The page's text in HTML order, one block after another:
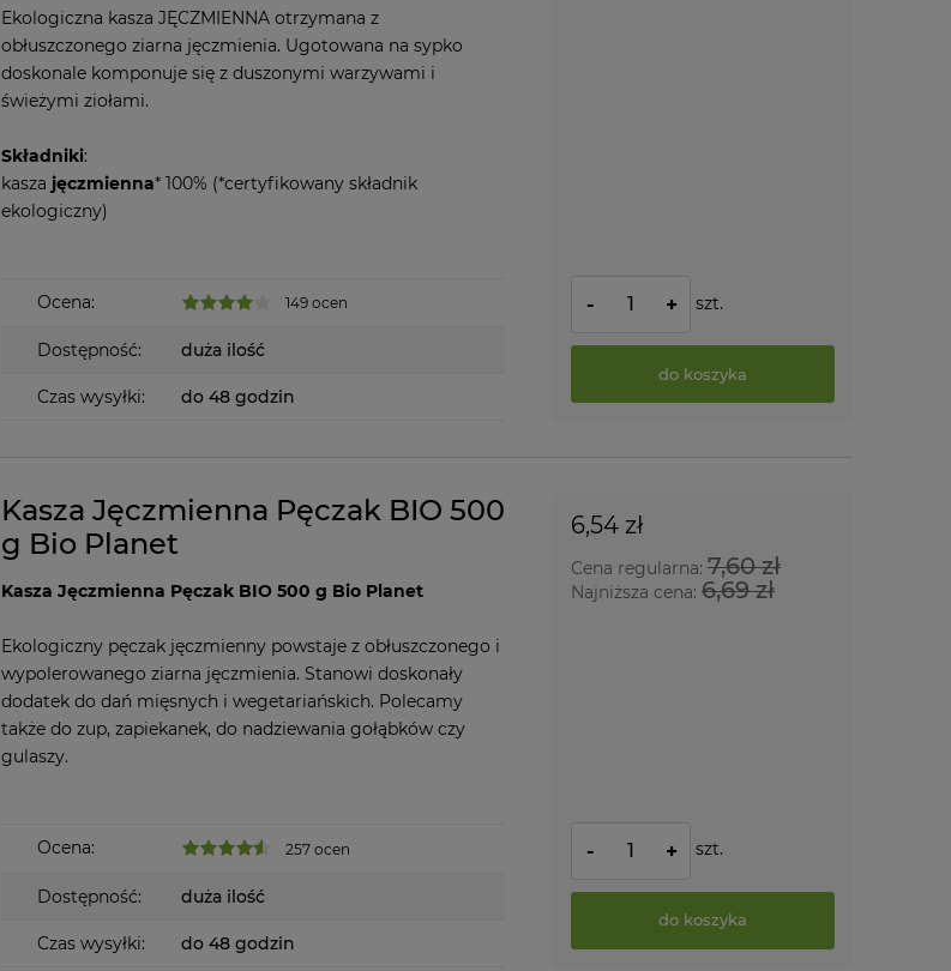
Ekologiczna kasza JĘCZMIENNA otrzymana z
obłuszczonego ziarna jęczmienia. Ugotowana na sypko
doskonale komponuje się z duszonymi warzywami i
świeżymi ziołami.
Składniki:
kasza jęczmienna* 100% (*certyfikowany składnik
ekologiczny)
Ocena: 149 ocen
Dostępność: duża ilość
Czas wysyłki: do 48 godzin
- + szt.
do koszyka
Kasza Jęczmienna Pęczak BIO 500
g Bio Planet
Kasza Jęczmienna Pęczak BIO 500 g Bio Planet
Ekologiczny pęczak jęczmienny powstaje z obłuszczonego i
wypolerowanego ziarna jęczmienia. Stanowi doskonały
dodatek do dań mięsnych i wegetariańskich. Polecamy
także do zup, zapiekanek, do nadziewania gołąbków czy
gulaszy.
Ocena: 257 ocen
Dostępność: duża ilość
Czas wysyłki: do 48 godzin
6,54 zł
Cena regularna: 7,60 zł
Najniższa cena: 6,69 zł
- + szt.
do koszyka